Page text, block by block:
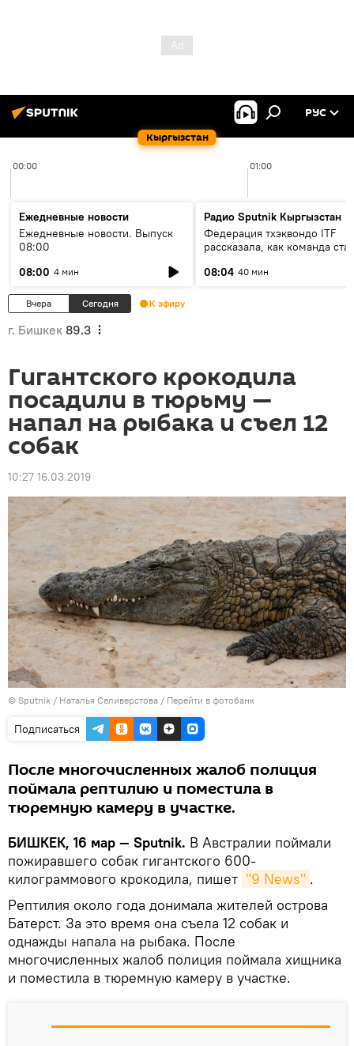
Кыргызстан
РУС
00:00 01:00
Ежедневные новости
Ежедневные новости. Выпуск
08:00
08:00 4 мин
Радио Sputnik Кыргызстан
Федерация тхэквондо ITF
рассказала, как команда
08:04 40 мин
Вчера Сегодня К эфиру
г. Бишкек 89.3
Гигантского крокодила
посадили в тюрьму —
напал на рыбака и съел 12
собак
10:27 16.03.2019
© Sputnik / Наталья Селиверстова / Перейти в фотобанк
Подписаться
После многочисленных жалоб полиция
поймала рептилию и поместила в
тюремную камеру в участке.
БИШКЕК, 16 мар — Sputnik. В Австралии поймали
пожиравшего собак гигантского 600-
килограммового крокодила, пишет "9 News" .
Рептилия около года донимала жителей острова
Батерст. За это время она съела 12 собак и
однажды напала на рыбака. После
многочисленных жалоб полиция поймала хищника
и поместила в тюремную камеру в участке.